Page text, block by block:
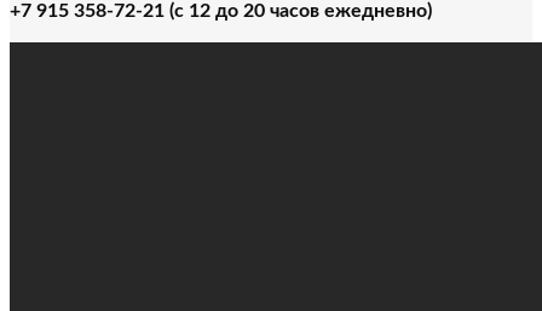
+7 915 358-72-21 (с 12 до 20 часов ежедневно)